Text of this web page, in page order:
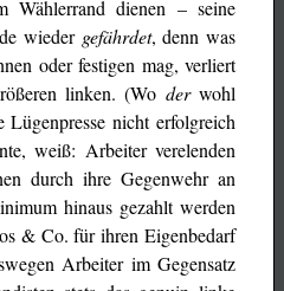
Wählerrand dienen – seine
wieder gefährdet, denn was
oder festigen mag, verliert
linken. (Wo derwohl
nicht erfolgreich
weiß: Arbeiter verelenden
durch ihre Gegenwehr an
hinaus gezahlt werden
& Co. für ihren Eigenbedarf
Arbeiter im Gegensatz